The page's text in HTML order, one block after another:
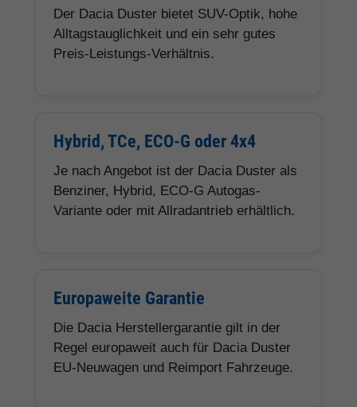
Der Dacia Duster bietet SUV-Optik, hohe
Alltagstauglichkeit und ein sehr gutes
Preis-Leistungs-Verhältnis.
Hybrid, TCe, ECO-G oder 4x4
Je nach Angebot ist der Dacia Duster als
Benziner, Hybrid, ECO-G Autogas-
Variante oder mit Allradantrieb erhältlich.
Europaweite Garantie
Die Dacia Herstellergarantie gilt in der
Regel europaweit auch für Dacia Duster
EU-Neuwagen und Reimport Fahrzeuge.